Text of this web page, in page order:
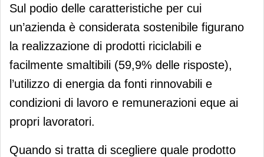
Sul podio delle caratteristiche per cui
un’azienda è considerata sostenibile figurano
la realizzazione di prodotti riciclabili e
facilmente smaltibili (59,9% delle risposte),
l’utilizzo di energia da fonti rinnovabili e
condizioni di lavoro e remunerazioni eque ai
propri lavoratori.
Quando si tratta di scegliere quale prodotto